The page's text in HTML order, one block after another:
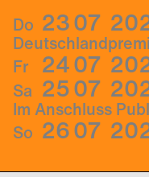
Do 2307
Fr
2407
Sa 2507
Im Anschluss
So 2607